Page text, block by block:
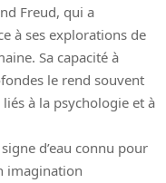
Freud, qui a
à ses explorations de
Sa capacité à
le rend souvent
à la psychologie et à
d’eau connu pour
imagination